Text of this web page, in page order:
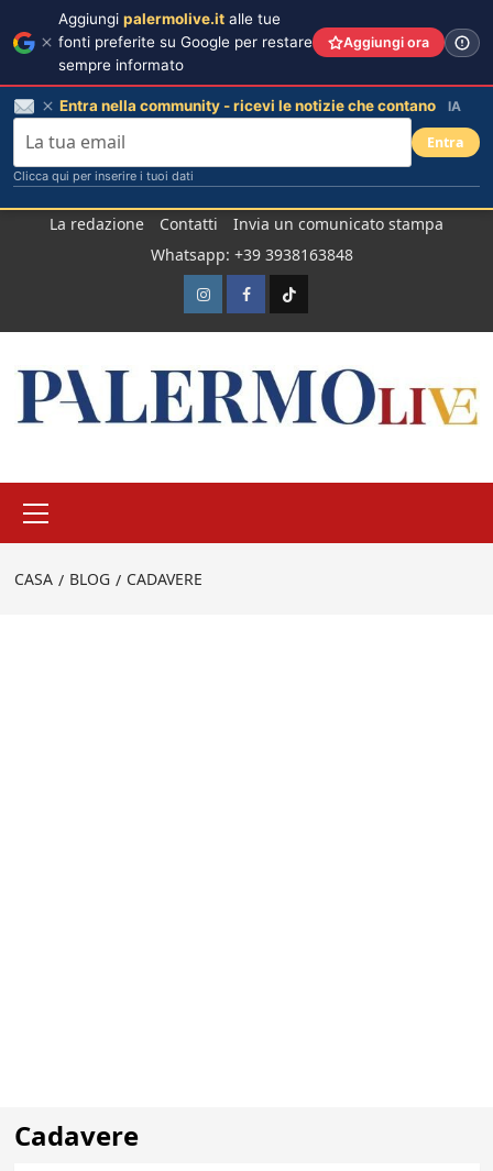
La redazione Contatti
Invia un comunicato stampa
Whatsapp: +39 3938163848
InstagramFacebook
TikTok
principale
CASA BLOG CADAVERE
Cadavere
Aggiungi palermolive.it alle tue
fonti preferite su Google per restare
sempre informato
Aggiungi ora
Entra nella community - ricevi le notizie che contano IA
Entra
Clicca qui per inserire i tuoi dati